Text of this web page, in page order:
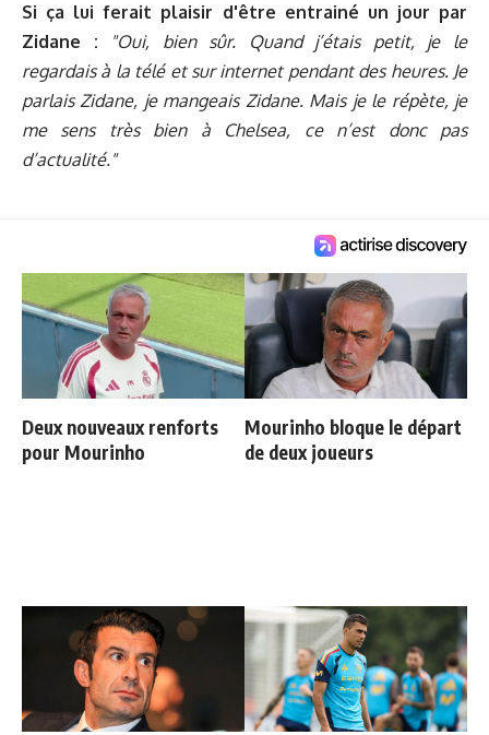
Si ça lui ferait plaisir d'être entrainé un jour par
Zidane :
"Oui, bien sûr. Quand j’étais petit, je le
regardais à la télé et sur internet pendant des heures. Je
parlais Zidane, je mangeais Zidane. Mais je le répète, je
me sens très bien à Chelsea, ce n’est donc pas
d’actualité."
Deux nouveaux renforts
pour Mourinho
Mourinho bloque le départ
de deux joueurs